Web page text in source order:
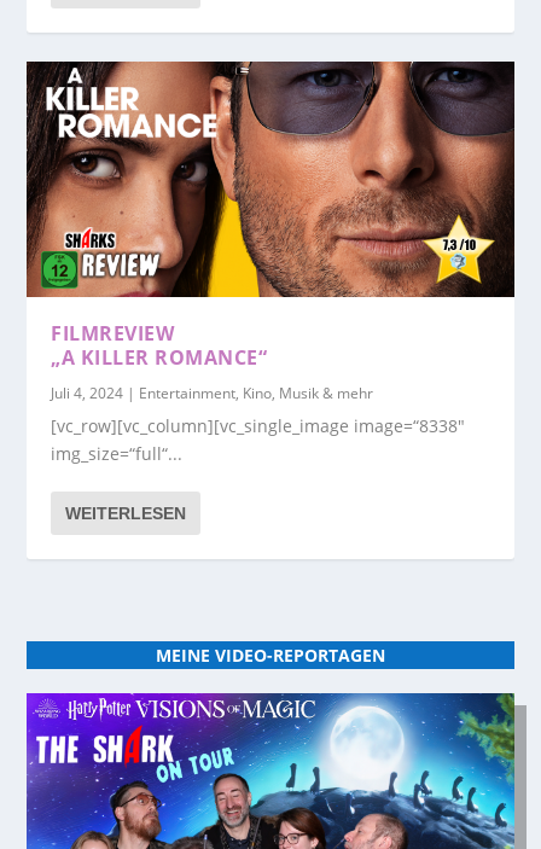
FILMREVIEW
„A KILLER ROMANCE“
Juli 4, 2024 | Entertainment, Kino, Musik & mehr
[vc_row][vc_column][vc_single_image image=“8338″
img_size=“full“...
WEITERLESEN
MEINE VIDEO-REPORTAGEN